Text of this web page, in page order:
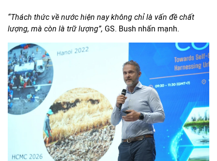
“Thách thức về nước hiện nay không chỉ là vấn đề chất
lượng, mà còn là trữ lượng”, GS. Bush nhấn mạnh.